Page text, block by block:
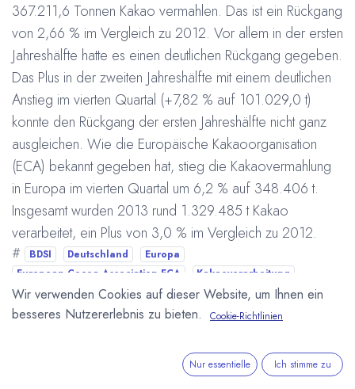
367.211,6 Tonnen Kakao vermahlen. Das ist ein Rückgang
von 2,66 % im Vergleich zu 2012. Vor allem in der ersten
Jahreshälfte hatte es einen deutlichen Rückgang gegeben.
Das Plus in der zweiten Jahreshälfte mit einem deutlichen
Anstieg im vierten Quartal (+7,82 % auf 101.029,0 t)
konnte den Rückgang der ersten Jahreshälfte nicht ganz
ausgleichen. Wie die Europäische Kakaoorganisation
(ECA) bekannt gegeben hat, stieg die Kakaovermahlung
in Europa im vierten Quartal um 6,2 % auf 348.406 t.
Insgesamt wurden 2013 rund 1.329.485 t Kakao
verarbeitet, ein Plus von 3,0 % im Vergleich zu 2012.
# BDSI Deutschland
Europa
European Cocoa Association ECA
Kakaoverarbeitung
Wirtschaft
Arne Homborg 15. Januar 2014
Wir verwenden Cookies auf dieser Website, um Ihnen ein
besseres Nutzererlebnis zu bieten.
Cookie-Richtlinien
Nur essentielle Ich stimme zu